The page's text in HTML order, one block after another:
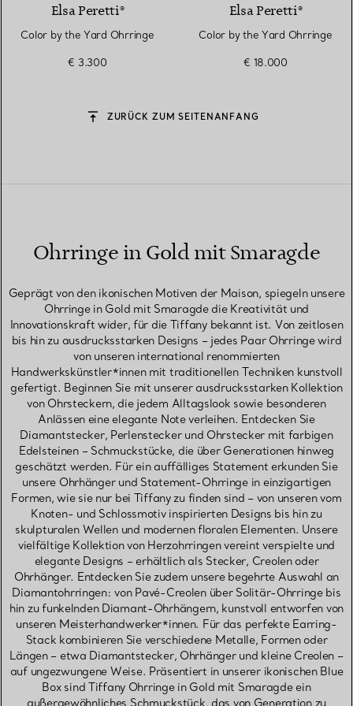
Elsa Peretti®
Color by the Yard Ohrringe
€ 3.300
Elsa Peretti®
Color by the Yard Ohrringe
€ 18.000
ZURÜCK ZUM SEITENANFANG
Ohrringe in Gold mit Smaragde
Geprägt von den ikonischen Motiven der Maison, spiegeln unsere
Ohrringe in Gold mit Smaragde die Kreativität und
Innovationskraft wider, für die Tiffany bekannt ist. Von zeitlosen
bis hin zu ausdrucksstarken Designs – jedes Paar Ohrringe wird
von unseren international renommierten
Handwerkskünstler*innen mit traditionellen Techniken kunstvoll
gefertigt. Beginnen Sie mit unserer ausdrucksstarken Kollektion
von Ohrsteckern, die jedem Alltagslook sowie besonderen
Anlässen eine elegante Note verleihen. Entdecken Sie
Diamantstecker, Perlenstecker und Ohrstecker mit farbigen
Edelsteinen – Schmuckstücke, die über Generationen hinweg
geschätzt werden. Für ein auffälliges Statement erkunden Sie
unsere Ohrhänger und Statement-Ohrringe in einzigartigen
Formen, wie sie nur bei Tiffany zu finden sind – von unseren vom
Knoten- und Schlossmotiv inspirierten Designs bis hin zu
skulpturalen Wellen und modernen floralen Elementen. Unsere
vielfältige Kollektion von Herzohrringen vereint verspielte und
elegante Designs – erhältlich als Stecker, Creolen oder
Ohrhänger. Entdecken Sie zudem unsere begehrte Auswahl an
Diamantohrringen: von Pavé-Creolen über Solitär-Ohrringe bis
hin zu funkelnden Diamant-Ohrhängern, kunstvoll entworfen von
unseren Meisterhandwerker*innen. Für das perfekte Earring-
Stack kombinieren Sie verschiedene Metalle, Formen oder
Längen – etwa Diamantstecker, Ohrhänger und kleine Creolen –
auf ungezwungene Weise. Präsentiert in unserer ikonischen Blue
Box sind Tiffany Ohrringe in Gold mit Smaragde ein
außergewöhnliches Schmuckstück, das von Generation zu